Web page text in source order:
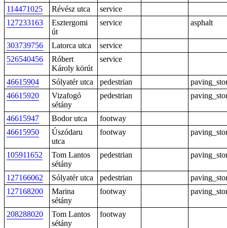
114471025 Révész utca
service
127233163
Esztergomi
út
service asphalt
303739756 Latorca utca
service
526540456
Róbert
Károly körút
service
46615904 Sólyatér utca pedestrian
46615920
Vizafogó
sétány
pedestrian
46615947 Bodor utca
footway
46615950
Úszódaru
utca
footway
105911652
Tom Lantos
sétány
pedestrian
127166062 Sólyatér utca pedestrian
127168200
Marina
sétány
footway
208288020
Tom Lantos
sétány
footway